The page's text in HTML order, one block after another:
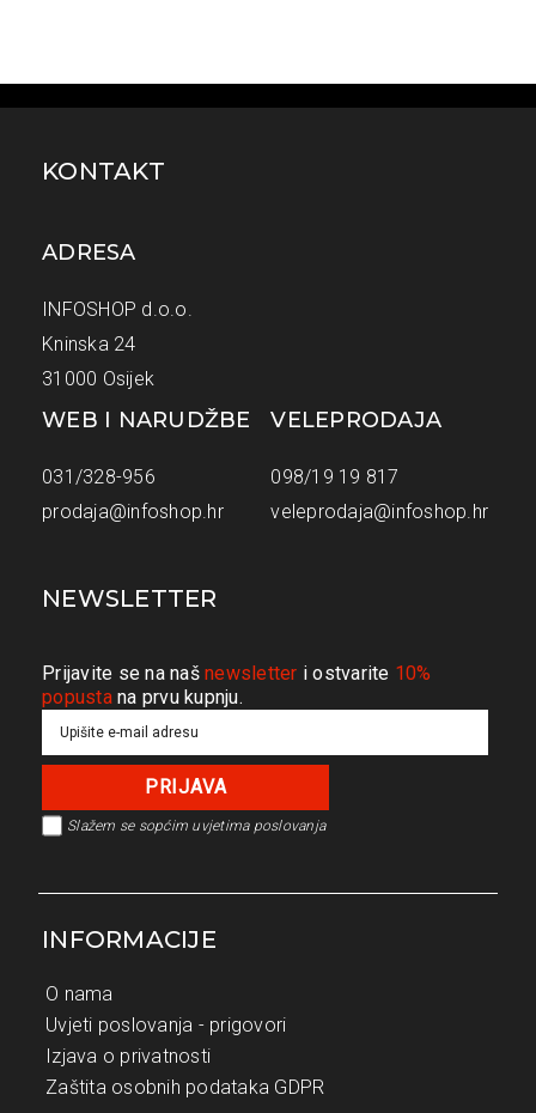
KONTAKT
ADRESA
INFOSHOP d.o.o.
Kninska 24
31000 Osijek
WEB I NARUDŽBE
031/328-956
prodaja@infoshop.hr
VELEPRODAJA
098/19 19 817
veleprodaja@infoshop.hr
NEWSLETTER
Prijavite se na naš newsletter i ostvarite 10%
popustana prvu kupnju.
Slažem se sopćim uvjetima poslovanja
INFORMACIJE
O nama
Uvjeti poslovanja - prigovori
Izjava o privatnosti
Zaštita osobnih podataka GDPR